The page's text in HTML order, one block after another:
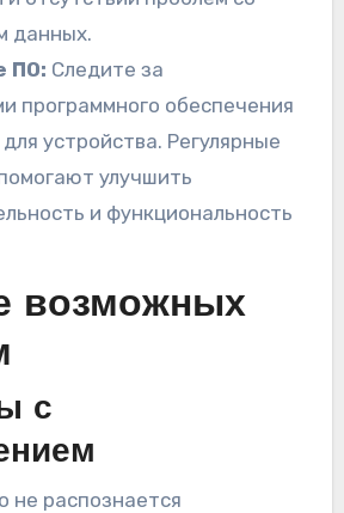
данных.
ПО: Следите за
программного обеспечения
устройства. Регулярные
улучшить
и функциональность
возможных
с
не распознается